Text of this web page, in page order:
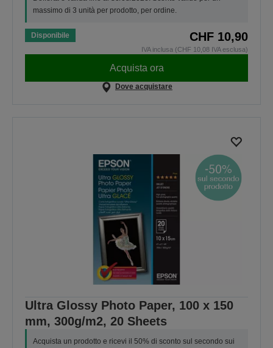
massimo di 3 unità per prodotto, per ordine.
Disponibile CHF 10,90
IVA inclusa (CHF 10,08 IVA esclusa)
Acquista ora
Dove acquistare
Ultra Glossy Photo Paper, 100 x 150
mm, 300g/m2, 20 Sheets
Acquista un prodotto e ricevi il 50% di sconto sul secondo sui